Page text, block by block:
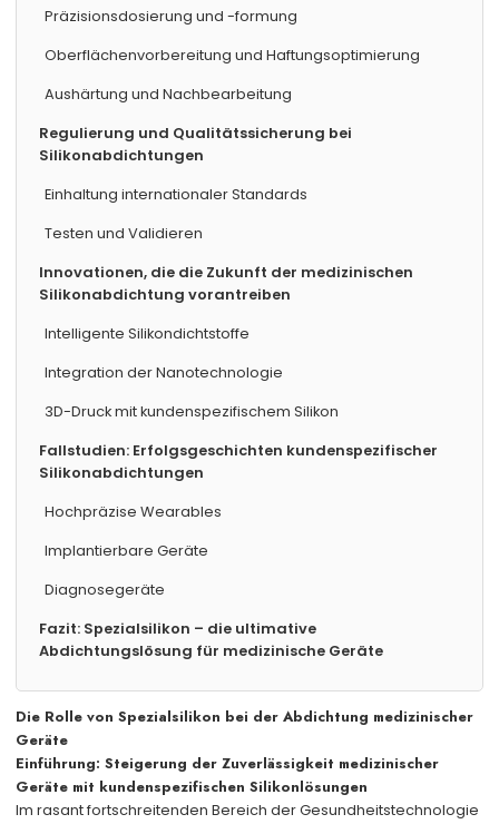
Präzisionsdosierung und -formung
Oberflächenvorbereitung und Haftungsoptimierung
Aushärtung und Nachbearbeitung
Regulierung und Qualitätssicherung bei
Silikonabdichtungen
Einhaltung internationaler Standards
Testen und Validieren
Innovationen, die die Zukunft der medizinischen
Silikonabdichtung vorantreiben
Intelligente Silikondichtstoffe
Integration der Nanotechnologie
3D-Druck mit kundenspezifischem Silikon
Fallstudien: Erfolgsgeschichten kundenspezifischer
Silikonabdichtungen
Hochpräzise Wearables
Implantierbare Geräte
Diagnosegeräte
Fazit: Spezialsilikon – die ultimative
Abdichtungslösung für medizinische Geräte
Die Rolle von Spezialsilikon bei der Abdichtung medizinischer
Geräte
Einführung: Steigerung der Zuverlässigkeit medizinischer
Geräte mit kundenspezifischen Silikonlösungen
Im rasant fortschreitenden Bereich der Gesundheitstechnologie